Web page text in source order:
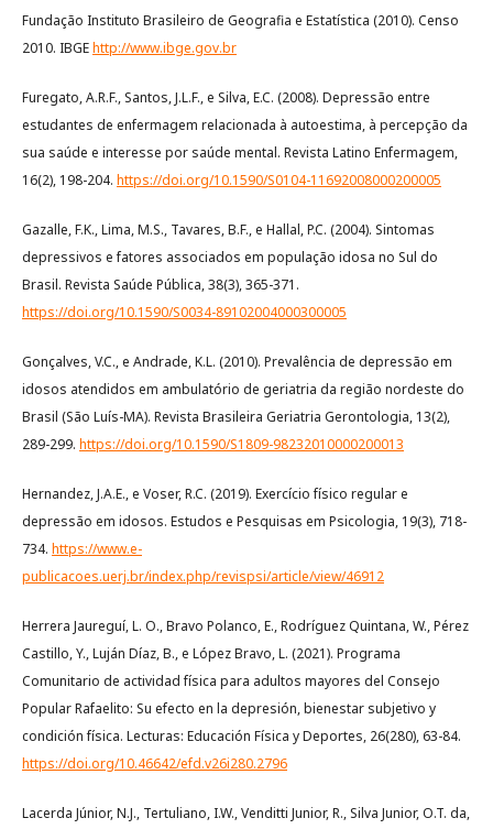
Fundação Instituto Brasileiro de Geografia e Estatística (2010). Censo
2010. IBGEhttp://www.ibge.gov.br
Furegato, A.R.F., Santos, J.L.F., e Silva, E.C. (2008). Depressão entre
estudantes de enfermagem relacionada à autoestima, à percepção da
sua saúde e interesse por saúde mental. Revista Latino Enfermagem,
16(2), 198-204. https://doi.org/10.1590/S0104-11692008000200005
Gazalle, F.K., Lima, M.S., Tavares, B.F., e Hallal, P.C. (2004). Sintomas
depressivos e fatores associados em população idosa no Sul do
Brasil. Revista Saúde Pública, 38(3), 365-371.
https://doi.org/10.1590/S0034-89102004000300005
Gonçalves, V.C., e Andrade, K.L. (2010). Prevalência de depressão em
idosos atendidos em ambulatório de geriatria da região nordeste do
Brasil (São Luís-MA). Revista Brasileira Geriatria Gerontologia, 13(2),
289-299. https://doi.org/10.1590/S1809-98232010000200013
Hernandez, J.A.E., e Voser, R.C. (2019). Exercício físico regular e
depressão em idosos. Estudos e Pesquisas em Psicologia, 19(3), 718-
734. https://www.e-
publicacoes.uerj.br/index.php/revispsi/article/view/46912
Herrera Jaureguí, L. O., Bravo Polanco, E., Rodríguez Quintana, W., Pérez
Castillo, Y., Luján Díaz, B., e López Bravo, L. (2021). Programa
Comunitario de actividad física para adultos mayores del Consejo
Popular Rafaelito: Su efecto en la depresión, bienestar subjetivo y
condición física. Lecturas: Educación Física y Deportes, 26(280), 63-84.
https://doi.org/10.46642/efd.v26i280.2796
Lacerda Júnior, N.J., Tertuliano, I.W., Venditti Junior, R., Silva Junior, O.T. da,